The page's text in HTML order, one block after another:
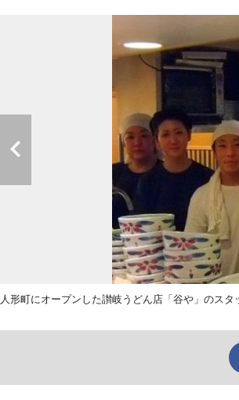
人形町にオープンした讃岐うどん店「谷や」のス